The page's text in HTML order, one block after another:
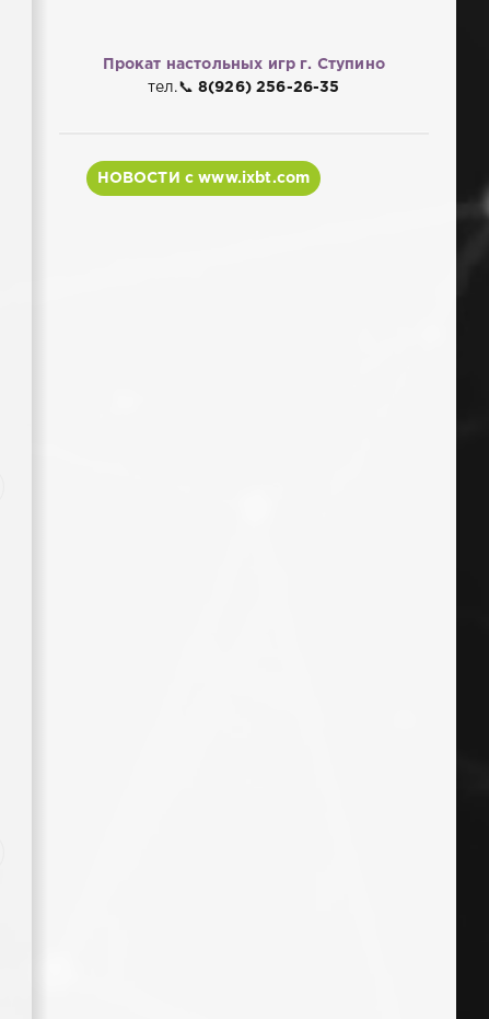
Прокат настольных игр г. Ступино
тел.📞 8(926) 256-26-35
НОВОСТИ с www.ixbt.com